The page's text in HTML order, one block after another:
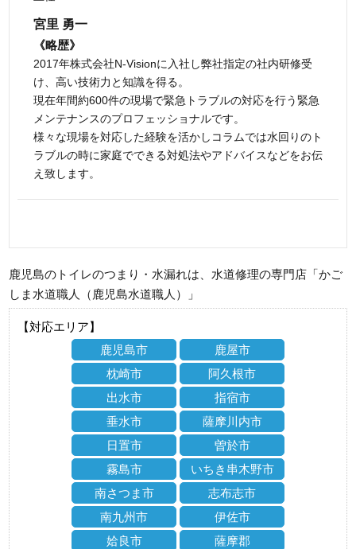
宮里 勇一
《略歴》
2017年株式会社N-Visionに入社し弊社指定の社内研修受
け、高い技術力と知識を得る。
現在年間約600件の現場で緊急トラブルの対応を行う緊急
メンテナンスのプロフェッショナルです。
様々な現場を対応した経験を活かしコラムでは水回りのト
ラブルの時に家庭でできる対処法やアドバイスなどをお伝
え致します。
鹿児島のトイレのつまり・水漏れは、水道修理の専門店「かご
しま水道職人（鹿児島水道職人）」
【対応エリア】
鹿児島市
鹿屋市
枕崎市
阿久根市
出水市
指宿市
垂水市
薩摩川内市
日置市
曽於市
霧島市
いちき串木野市
南さつま市
志布志市
南九州市
伊佐市
姶良市
薩摩郡